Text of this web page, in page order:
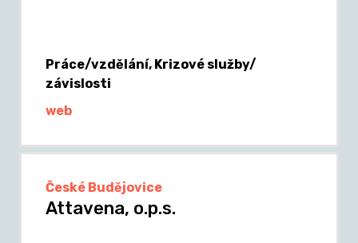
Práce/vzdělání, Krizové služby/
závislosti
web
České Budějovice
Attavena, o.p.s.